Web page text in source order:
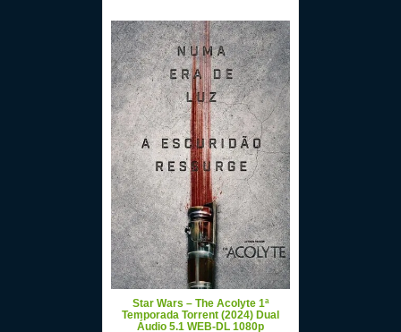
Star Wars – The Acolyte 1ª
Temporada Torrent (2024) Dual
Áudio 5.1 WEB-DL 1080p